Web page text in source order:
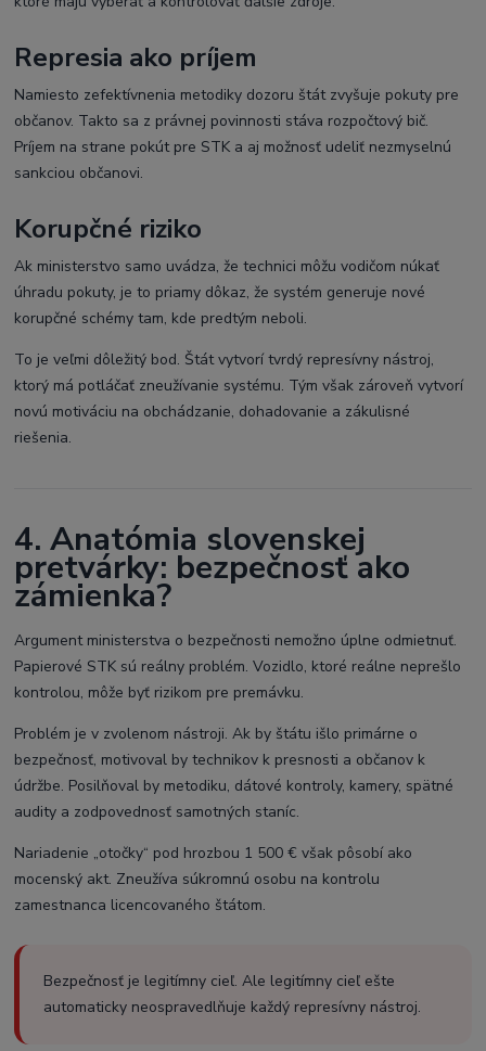
Represia ako príjem
Namiesto zefektívnenia metodiky dozoru štát zvyšuje pokuty pre
občanov. Takto sa z právnej povinnosti stáva rozpočtový bič.
Príjem na strane pokút pre STK a aj možnosť udeliť nezmyselnú
sankciou občanovi.
Korupčné riziko
Ak ministerstvo samo uvádza, že technici môžu vodičom núkať
úhradu pokuty, je to priamy dôkaz, že systém generuje nové
korupčné schémy tam, kde predtým neboli.
To je veľmi dôležitý bod. Štát vytvorí tvrdý represívny nástroj,
ktorý má potláčať zneužívanie systému. Tým však zároveň vytvorí
novú motiváciu na obchádzanie, dohadovanie a zákulisné
riešenia.
4. Anatómia slovenskej
pretvárky: bezpečnosť ako
zámienka?
Argument ministerstva o bezpečnosti nemožno úplne odmietnuť.
Papierové STK sú reálny problém. Vozidlo, ktoré reálne neprešlo
kontrolou, môže byť rizikom pre premávku.
Problém je v zvolenom nástroji. Ak by štátu išlo primárne o
bezpečnosť, motivoval by technikov k presnosti a občanov k
údržbe. Posilňoval by metodiku, dátové kontroly, kamery, spätné
audity a zodpovednosť samotných staníc.
Nariadenie „otočky“ pod hrozbou 1 500 € však pôsobí ako
mocenský akt. Zneužíva súkromnú osobu na kontrolu
zamestnanca licencovaného štátom.
Bezpečnosť je legitímny cieľ. Ale legitímny cieľ ešte
automaticky neospravedlňuje každý represívny nástroj.